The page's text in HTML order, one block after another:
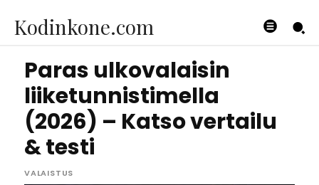
Kodinkone.com
Paras ulkovalaisin
liiketunnistimella
(2026) – Katso vertailu
& testi
VALAISTUS